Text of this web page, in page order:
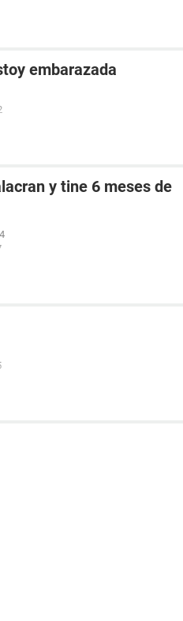
embarazada
y tine 6 meses de